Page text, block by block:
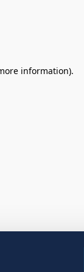
information).